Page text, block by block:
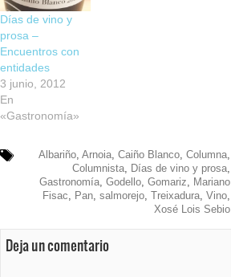
Días de vino y
prosa –
Encuentros con
entidades
3 junio, 2012
En
«Gastronomía»
Albariño, Arnoia, Caiño Blanco, Columna,
Columnista, Días de vino y prosa,
Gastronomía, Godello, Gomariz, Mariano
Fisac, Pan, salmorejo, Treixadura, Vino,
Xosé Lois Sebio
Deja un comentario